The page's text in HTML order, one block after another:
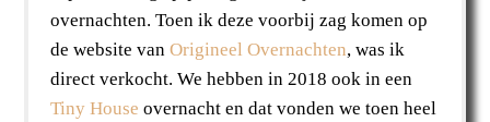
overnachten. Toen ik deze voorbij zag komen op
de website vanOrigineel Overnachten, was ik
direct verkocht. We hebben in 2018 ook in een
Tiny House overnacht en dat vonden we toen heel